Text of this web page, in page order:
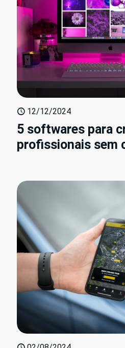
12/12/2024
5 softwares para
profissionais sem